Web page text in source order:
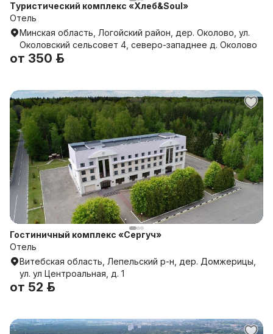
Туристический комплекс «Хлеб&Soul»
Отель
Минская область, Логойский район, дер. Околово, ул.
Околовский сельсовет 4, северо-западнее д. Околово
от 350 р.
Гостиничный комплекс «Сергуч»
Отель
Витебская область, Лепельский р-н, дер. Домжерицы,
ул. ул Центроальная, д. 1
от 52 р.